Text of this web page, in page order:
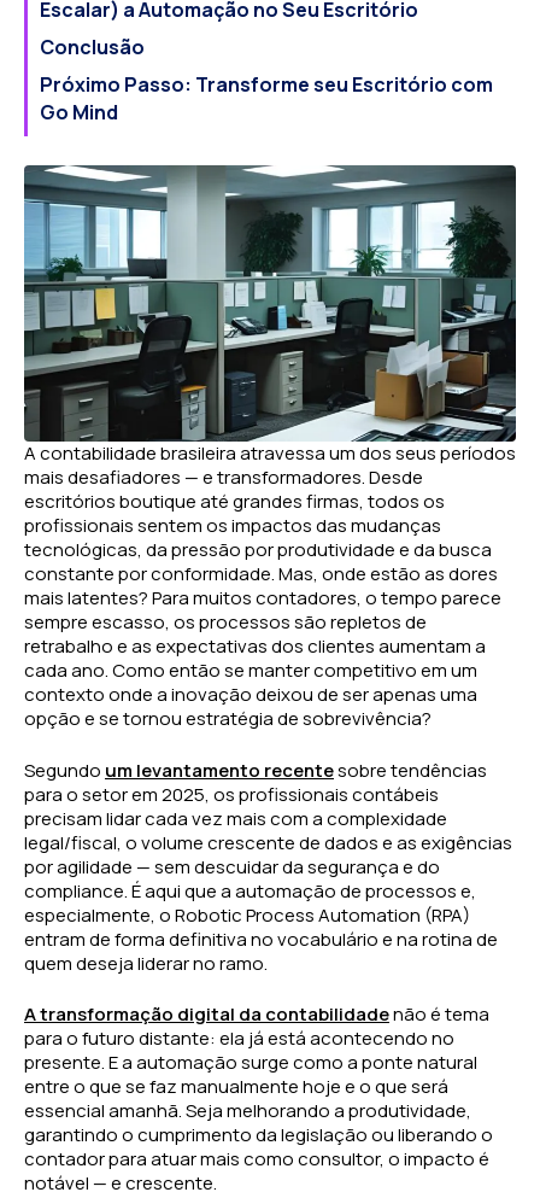
Escalar) a Automação no Seu Escritório
Conclusão
Próximo Passo: Transforme seu Escritório com
Go Mind
A contabilidade brasileira atravessa um dos seus períodos
mais desafiadores — e transformadores. Desde
escritórios boutique até grandes firmas, todos os
profissionais sentem os impactos das mudanças
tecnológicas, da pressão por produtividade e da busca
constante por conformidade. Mas, onde estão as dores
mais latentes? Para muitos contadores, o tempo parece
sempre escasso, os processos são repletos de
retrabalho e as expectativas dos clientes aumentam a
cada ano. Como então se manter competitivo em um
contexto onde a inovação deixou de ser apenas uma
opção e se tornou estratégia de sobrevivência?
Segundo um levantamento recentesobre tendências
para o setor em 2025, os profissionais contábeis
precisam lidar cada vez mais com a complexidade
legal/fiscal, o volume crescente de dados e as exigências
por agilidade — sem descuidar da segurança e do
compliance. É aqui que a automação de processos e,
especialmente, o Robotic Process Automation (RPA)
entram de forma definitiva no vocabulário e na rotina de
quem deseja liderar no ramo.
A transformação digital da contabilidadenão é tema
para o futuro distante: ela já está acontecendo no
presente. E a automação surge como a ponte natural
entre o que se faz manualmente hoje e o que será
essencial amanhã. Seja melhorando a produtividade,
garantindo o cumprimento da legislação ou liberando o
contador para atuar mais como consultor, o impacto é
notável — e crescente.